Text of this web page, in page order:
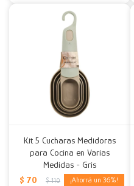
Kit 5 Cucharas Medidoras
para Cocina en Varias
Medidas - Gris
$ 70 $ 110 36